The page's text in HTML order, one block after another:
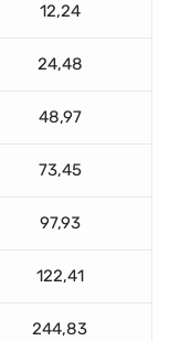
12,24
24,48
48,97
73,45
97,93
122,41
244,83